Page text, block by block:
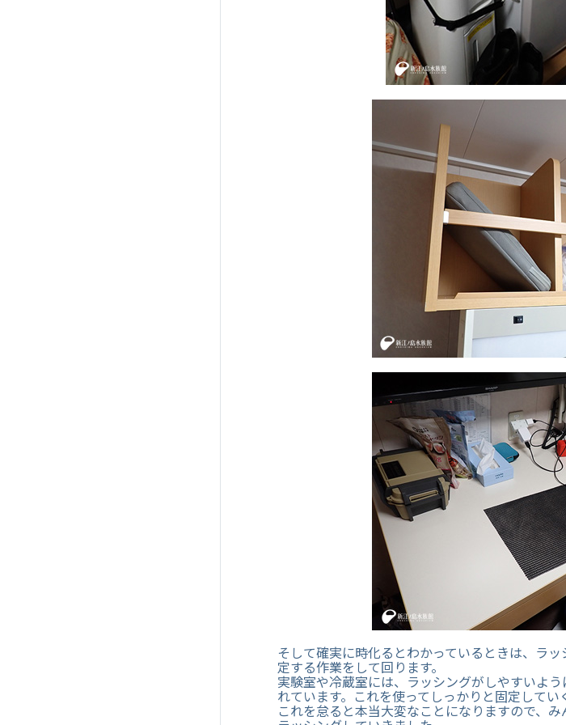
そして確実に時化るとわかっているときは、ラ
定する作業をして回ります。
実験室や冷蔵室には、ラッシングがしやすいよ
れています。これを使ってしっかりと固定してい
これを怠ると本当大変なことになりますので、